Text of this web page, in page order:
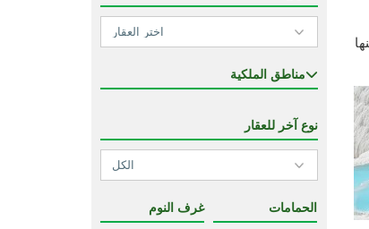
مناطق الملكية
نوع آخر للعقار
غرف النوم الحمامات